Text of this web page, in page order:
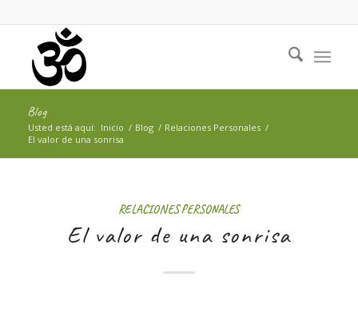
Blog
Usted está aquí: Inicio / Blog / Relaciones Personales /
El valor de una sonrisa
RELACIONES PERSONALES
El valor de una sonrisa